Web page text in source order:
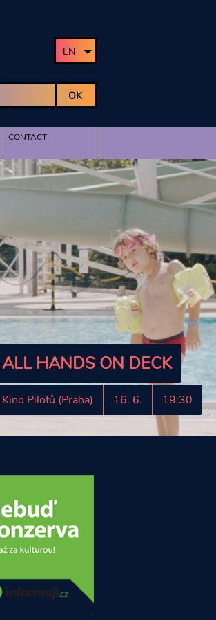
EN
OK
CONTACT
ALL HANDS ON DECK
Kino Pilotů (Praha) 16. 6. 19:30